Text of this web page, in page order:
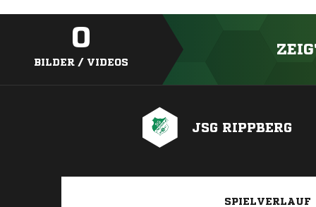
0
BILDER / VIDEOS
JSG RIPPBERG
SPIELVERLAUF